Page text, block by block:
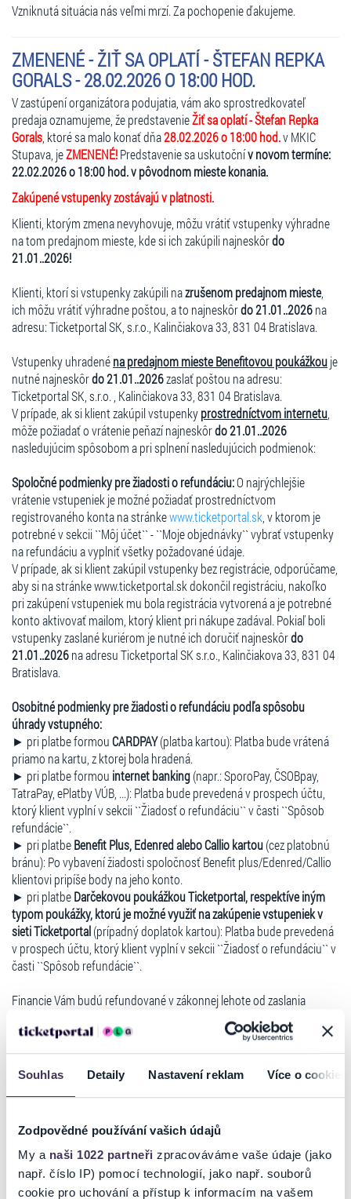
Souhlas Detaily Nastavení reklam Více o cookies
Zodpovědné používání vašich údajů
My a naši 1022 partneři zpracováváme vaše údaje (jako
např. číslo IP) pomocí technologií, jako např. souborů
cookie pro uchování a přístup k informacím na vašem
Vzniknutá situácia nás veľmi mrzí. Za pochopenie ďakujeme.
ZMENENÉ - ŽIŤ SA OPLATÍ - ŠTEFAN REPKA
GORALS - 28.02.2026 O 18:00 HOD.
V zastúpení organizátora podujatia, vám ako sprostredkovateľ
predaja oznamujeme, že predstavenieŽiť sa oplatí - Štefan Repka
Gorals , ktoré sa malo konať dňa28.02.2026 o 18:00 hod.v MKIC
Stupava, jeZMENENÉ!Predstavenie sa uskutočnív novom termíne:
22.02.2026 o 18:00 hod. v pôvodnom mieste konania.
Zakúpené vstupenky zostávajú v platnosti.
Klienti, ktorým zmena nevyhovuje, môžu vrátiť vstupenky výhradne
na tom predajnom mieste, kde si ich zakúpili najneskôrdo
21.01..2026!
Klienti, ktorí si vstupenky zakúpili nazrušenom predajnom mieste,
ich môžu vrátiť výhradne poštou, a to najneskôrdo 21.01..2026na
adresu: Ticketportal SK, s.r.o., Kalinčiakova 33, 831 04 Bratislava.
Vstupenky uhradenéna predajnom mieste Benefitovou poukážkouje
nutné najneskôrdo 21.01..2026zaslať poštou na adresu:
Ticketportal SK, s.r.o. , Kalinčiakova 33, 831 04 Bratislava.
V prípade, ak si klient zakúpil vstupenkyprostredníctvom internetu
môže požiadať o vrátenie peňazí najneskôrdo 21.01..2026
nasledujúcim spôsobom a pri splnení nasledujúcich podmienok:
Spoločné podmienky pre žiadosti o refundáciu:O najrýchlejšie
vrátenie vstupeniek je možné požiadať prostredníctvom
registrovaného konta na stránkewww.ticketportal.sk , v ktorom je
potrebné v sekcii ``Môj účet`` - ``Moje objednávky`` vybrať vstupenky
na refundáciu a vyplniť všetky požadované údaje.
V prípade, ak si klient zakúpil vstupenky bez registrácie, odporúčame,
aby si na stránke www.ticketportal.sk dokončil registráciu, nakoľko
pri zakúpení vstupeniek mu bola registrácia vytvorená a je potrebné
konto aktivovať mailom, ktorý klient pri nákupe zadával. Pokiaľ boli
vstupenky zaslané kuriérom je nutné ich doručiť najneskôrdo
21.01..2026na adresu Ticketportal SK s.r.o., Kalinčiakova 33, 831 04
Bratislava.
Osobitné podmienky pre žiadosti o refundáciu podľa spôsobu
úhrady vstupného:
► pri platbe formouCARDPAY(platba kartou): Platba bude vrátená
priamo na kartu, z ktorej bola hradená.
► pri platbe formou internet banking(napr.: SporoPay, ČSOBpay,
TatraPay, ePlatby VÚB, ...): Platba bude prevedená v prospech účtu,
ktorý klient vyplní v sekcii ``Žiadosť o refundáciu`` v časti ``Spôsob
refundácie``.
► pri platbeBenefit Plus, Edenred alebo Callio kartou(cez platobnú
bránu): Po vybavení žiadosti spoločnosť Benefit plus/Edenred/Callio
klientovi pripíše body na jeho konto.
► pri platbeDarčekovou poukážkou Ticketportal, respektíve iným
typom poukážky, ktorú je možné využiť na zakúpenie vstupeniek v
sieti Ticketportal(prípadný doplatok kartou): Platba bude prevedená
v prospech účtu, ktorý klient vyplní v sekcii ``Žiadosť o refundáciu`` v
časti ``Spôsob refundácie``.
Financie Vám budú refundované v zákonnej lehote od zaslania
žiadosti o refundáciu prostredníctvom Vášho konta.
Ďalšie informácie na:
ZMENY A ZRUŠENIA
Vzniknutá situácia nás veľmi mrzí. Za pochopenie ďakujeme.
ZRUŠENÉ - ŽIŤ SA OPLATÍ - ŠTEFAN REPKA
GORALS - 11.01.2026 O 16:00 HOD.
V zastúpení organizátora podujatia, vám ako sprostredkovateľ